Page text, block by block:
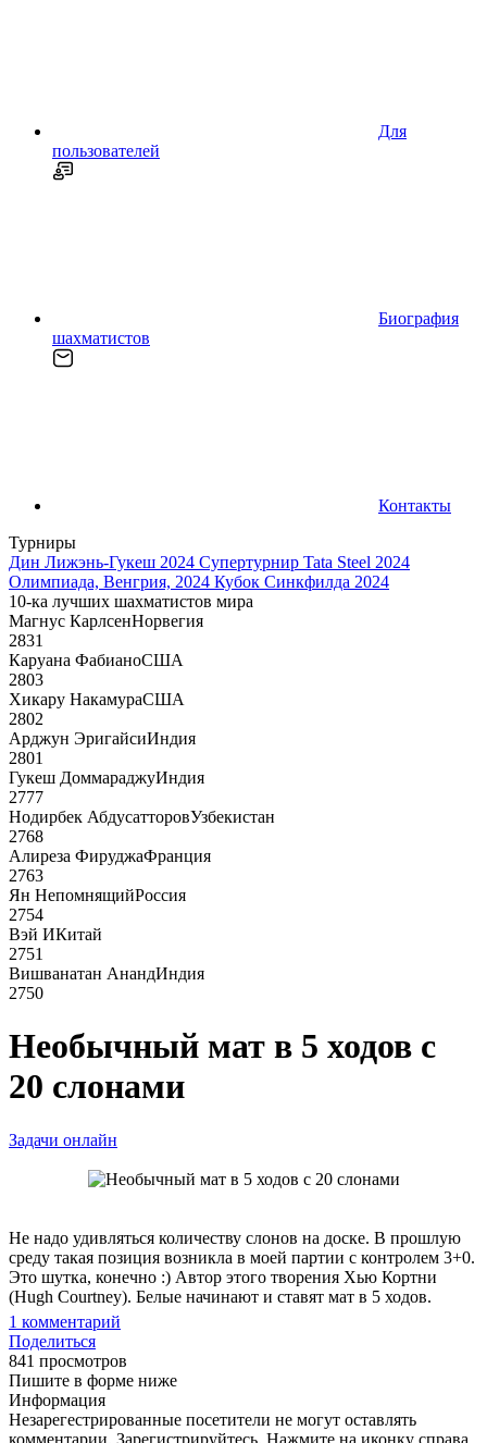
Для
пользователей
Биография
шахматистов
Контакты
Турниры
Дин Лижэнь-Гукеш 2024 Супертурнир Tata Steel 2024
Олимпиада, Венгрия, 2024 Кубок Синкфилда 2024
10-ка лучших шахматистов мира
Магнус КарлсенНорвегия
2831
Каруана ФабианоСША
2803
Хикару НакамураСША
2802
Арджун ЭригайсиИндия
2801
Гукеш ДоммараджуИндия
2777
Нодирбек АбдусатторовУзбекистан
2768
Алиреза ФируджаФранция
2763
Ян НепомнящийРоссия
2754
Вэй ИКитай
2751
Вишванатан АнандИндия
2750
Необычный мат в 5 ходов с
20 слонами
Задачи онлайн
Не надо удивляться количеству слонов на доске. В прошлую
среду такая позиция возникла в моей партии с контролем 3+0.
Это шутка, конечно :) Автор этого творения Хью Кортни
(Hugh Courtney). Белые начинают и ставят мат в 5 ходов.
1 комментарий
Поделиться
841 просмотров
Пишите в форме ниже
Информация
Незарегестрированные посетители не могут оставлять
комментарии. Зарегистрируйтесь. Нажмите на иконку справа